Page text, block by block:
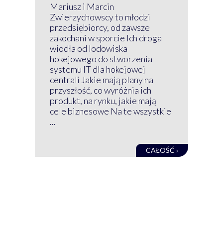
Mariusz i Marcin
Zwierzychowscy to młodzi
przedsiębiorcy, od zawsze
zakochani w sporcie Ich droga
wiodła od lodowiska
hokejowego do stworzenia
systemu IT dla hokejowej
centrali Jakie mają plany na
przyszłość, co wyróżnia ich
produkt, na rynku, jakie mają
cele biznesowe Na te wszystkie
...
CAŁOŚĆ ›